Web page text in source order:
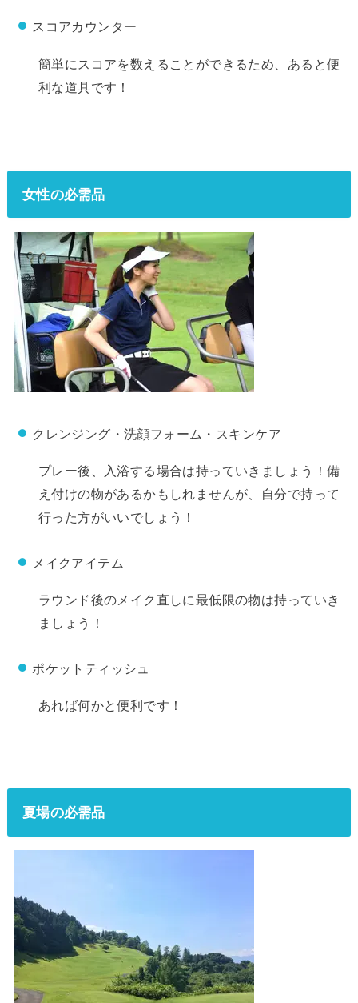
スコアカウンター
簡単にスコアを数えることができるため、あると便
利な道具です！
女性の必需品
クレンジング・洗顔フォーム・スキンケア
プレー後、入浴する場合は持っていきましょう！備
え付けの物があるかもしれませんが、自分で持って
行った方がいいでしょう！
メイクアイテム
ラウンド後のメイク直しに最低限の物は持っていき
ましょう！
ポケットティッシュ
あれば何かと便利です！
夏場の必需品